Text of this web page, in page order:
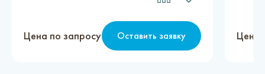
Цена по запросу Оставить заявку Цена